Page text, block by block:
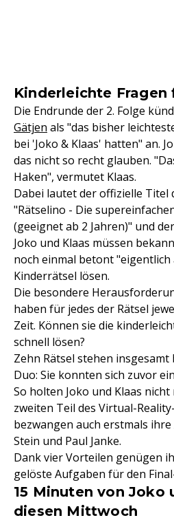
Kinderleichte Fragen
Die Endrunde der 2. Folge
Gätjen als "das bisher
bei 'Joko & Klaas' hatten" an.
das nicht so recht glauben.
Haken", vermutet Klaas.
Dabei lautet der offizielle Titel
"Rätselino - Die
(geeignet ab 2 Jahren)" und
Joko und Klaas müssen
noch einmal betont "eigentlich
Kinderrätsel lösen.
Die besondere
haben für jedes der Rätsel
Zeit. Können sie die
schnell lösen?
Zehn Rätsel stehen insgesamt
Duo: Sie konnten sich zuvor
So holten Joko und Klaas
zweiten Teil des Virtual-
bezwangen auch erstmals
Stein und Paul Janke.
Dank vier Vorteilen genügen
gelöste Aufgaben für den
15 Minuten von Joko
diesen Mittwoch